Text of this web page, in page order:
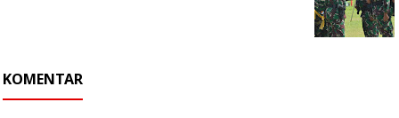
KOMENTAR